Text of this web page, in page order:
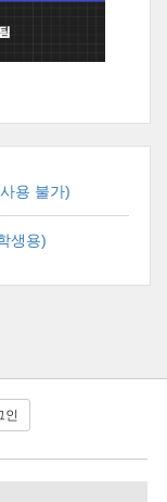
용 불가)
생용)
인